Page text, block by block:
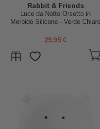
Rabbit & Friends
Luce da Notte Orsetto in
Morbido Silicone - Verde Chiaro
29,95 €